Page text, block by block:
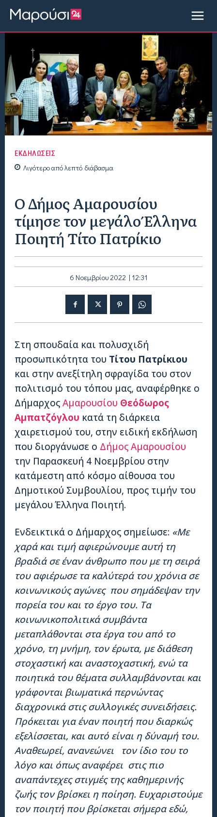
ΕΚΔΗΛΩΣΕΙΣ
Λιγότερο απόλεπτό διάβασμα
Ο Δήμος Αμαρουσίου
τίμησε τον μεγάλο Έλληνα
Ποιητή Τίτο Πατρίκιο
6 Νοεμβρίου 2022 | 12:31
Στη σπουδαία και πολυσχιδή
προσωπικότητα του Τίτου Πατρίκιου
και στην ανεξίτηλη σφραγίδα του στον
πολιτισμό του τόπου μας, αναφέρθηκε ο
ΔήμαρχοςΑμαρουσίου Θεόδωρος
Αμπατζόγλου κατά τη διάρκεια
χαιρετισμού του, στην ειδική εκδήλωση
που διοργάνωσε ο Δήμος Αμαρουσίου
την Παρασκευή 4 Νοεμβρίου στην
κατάμεστη από κόσμο αίθουσα του
Δημοτικού Συμβουλίου, προς τιμήν του
μεγάλου Έλληνα Ποιητή.
Ενδεικτικά ο Δήμαρχος σημείωσε: «Με
χαρά και τιμή αφιερώνουμε αυτή τη
βραδιά σε έναν άνθρωπο που με τη σειρά
του αφιέρωσε τα καλύτερά του χρόνια σε
κοινωνικούς αγώνες που σημάδεψαν την
πορεία του και το έργο του. Τα
κοινωνικοπολιτικά συμβάντα
μεταπλάθονται στα έργα του από το
χρόνο, τη μνήμη, τον έρωτα, με διάθεση
στοχαστική και αναστοχαστική, ενώ τα
ποιητικά του θέματα συλλαμβάνονται και
γράφονται βιωματικά περνώντας
διαχρονικά στις συλλογικές συνειδήσεις.
Πρόκειται για έναν ποιητή που διαρκώς
εξελίσσεται, και αυτό είναι η δύναμή του.
Αναθεωρεί, ανανεώνει τον ίδιο του το
λόγο και όπως αναφέρει στις πιο
αναπάντεχες στιγμές της καθημερινής
ζωής τον βρίσκει η ποίηση. Ευχαριστούμε
τον ποιητή που βρίσκεται σήμερα εδώ,